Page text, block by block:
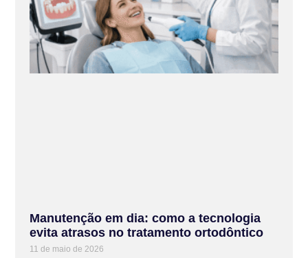
Manutenção em dia: como a tecnologia
evita atrasos no tratamento ortodôntico
11 de maio de 2026